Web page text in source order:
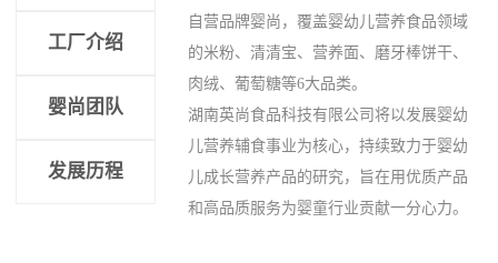
工厂介绍
婴尚团队
发展历程
自营品牌婴尚，覆盖婴幼儿营养食品领域
的米粉、清清宝、营养面、磨牙棒饼干、
肉绒、葡萄糖等6大品类。
湖南英尚食品科技有限公司将以发展婴幼
儿营养辅食事业为核心，持续致力于婴幼
儿成长营养产品的研究，旨在用优质产品
和高品质服务为婴童行业贡献一分心力。